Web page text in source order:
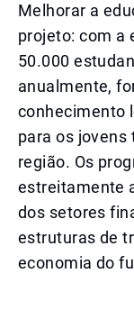
Melhorar a
projeto: com a
50.000
anualmente,
conhecimento
para os
região. Os
estreitamente
dos setores
estruturas de
economia do